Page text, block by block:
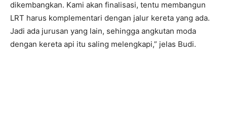
dikembangkan. Kami akan finalisasi, tentu membangun
LRT harus komplementari dengan jalur kereta yang ada.
Jadi ada jurusan yang lain, sehingga angkutan moda
dengan kereta api itu saling melengkapi,” jelas Budi.